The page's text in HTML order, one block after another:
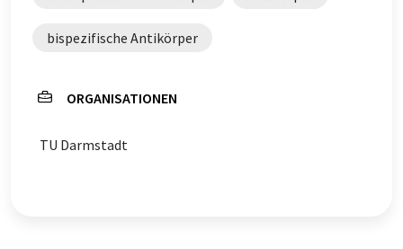
bispezifische Antikörper
ORGANISATIONEN
TU Darmstadt